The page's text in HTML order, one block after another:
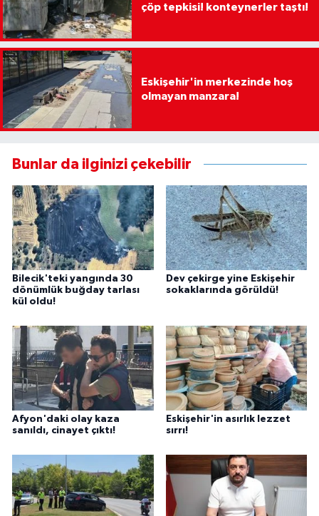
çöp tepkisi! konteynerler taştı!
Eskişehir'in merkezinde hoş
olmayan manzara!
Bunlar da ilginizi çekebilir
Bilecik'teki yangında 30
dönümlük buğday tarlası
kül oldu!
Dev çekirge yine Eskişehir
sokaklarında görüldü!
Afyon'daki olay kaza
sanıldı, cinayet çıktı!
Eskişehir'in asırlık lezzet
sırrı!